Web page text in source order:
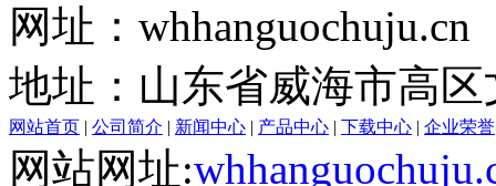
网址：whhanguochuju.cn
地址：山东省威海市高区
网站首页 | 公司简介 | 新闻中心 | 产品中心 | 下载中心 | 企业荣誉
网站网址: